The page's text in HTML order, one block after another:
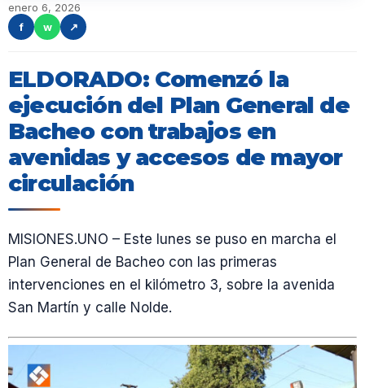
enero 6, 2026
f
w ↗
ELDORADO: Comenzó la
ejecución del Plan General de
Bacheo con trabajos en
avenidas y accesos de mayor
circulación
MISIONES.UNO – Este lunes se puso en marcha el
Plan General de Bacheo con las primeras
intervenciones en el kilómetro 3, sobre la avenida
San Martín y calle Nolde.